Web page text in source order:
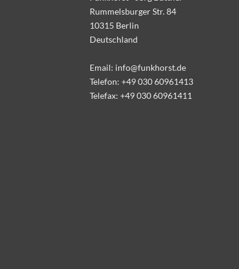
Rummelsburger Str. 84
10315 Berlin
Deutschland
Email: info@funkhorst.de
Telefon: +49 030 60961413
Telefax: +49 030 60961411